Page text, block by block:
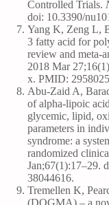
Controlled Trials.
doi: 10.3390/
Yang K, Zeng L,
3 fatty acid for
review and meta-
2018 Mar
x. PMID:
Abu-Zaid A,
of alpha-lipoic
glycemic, lipid,
parameters in
syndrome: a
randomized
Jan;67(1):17–29.
38044616.
Tremellen K,